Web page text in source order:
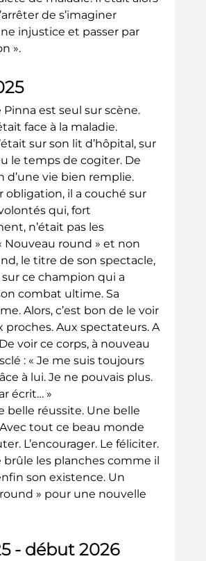
de s’imaginer
injustice et passer par
».
est seul sur scène.
face à la maladie.
sur son lit d’hôpital, sur
le temps de cogiter. De
d’une vie bien remplie.
obligation, il a couché sur
qui, fort
n’était pas les
Nouveau round » et non
le titre de son spectacle,
ce champion qui a
combat ultime. Sa
Alors, c’est bon de le voir
proches. Aux spectateurs. A
voir ce corps, à nouveau
: « Je me suis toujours
à lui. Je ne pouvais plus.
écrit… »
belle réussite. Une belle
tout ce beau monde
L’encourager. Le féliciter.
les planches comme il
son existence. Un
» pour une nouvelle
- début 2026